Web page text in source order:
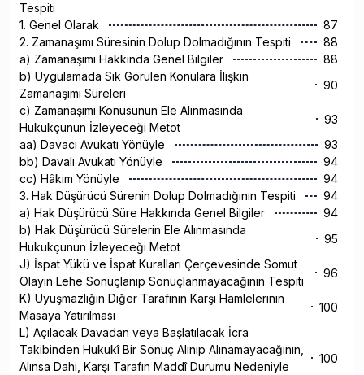
Tespiti
1. Genel Olarak
87
2. Zamanaşımı Süresinin Dolup Dolmadığının Tespiti
88
a) Zamanaşımı Hakkında Genel Bilgiler
88
b) Uygulamada Sık Görülen Konulara İlişkin
Zamanaşımı Süreleri
90
c) Zamanaşımı Konusunun Ele Alınmasında
Hukukçunun İzleyeceği Metot
93
aa) Davacı Avukatı Yönüyle
93
bb) Davalı Avukatı Yönüyle
94
cc) Hâkim Yönüyle
94
3. Hak Düşürücü Sürenin Dolup Dolmadığının Tespiti
94
a) Hak Düşürücü Süre Hakkında Genel Bilgiler
94
b) Hak Düşürücü Sürelerin Ele Alınmasında
Hukukçunun İzleyeceği Metot
95
J) İspat Yükü ve İspat Kuralları Çerçevesinde Somut
Olayın Lehe Sonuçlanıp Sonuçlanmayacağının Tespiti
96
K) Uyuşmazlığın Diğer Tarafının Karşı Hamlelerinin
Masaya Yatırılması
100
L) Açılacak Davadan veya Başlatılacak İcra
Takibinden Hukukî Bir Sonuç Alınıp Alınamayacağının,
Alınsa Dahi, Karşı Tarafın Maddî Durumu Nedeniyle
100